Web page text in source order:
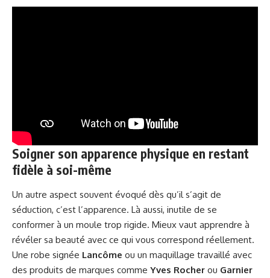
Soigner son apparence physique en restant
fidèle à soi-même
Un autre aspect souvent évoqué dès qu’il s’agit de
séduction, c’est l’apparence. Là aussi, inutile de se
conformer à un moule trop rigide. Mieux vaut apprendre à
révéler sa beauté avec ce qui vous correspond réellement.
Une robe signée Lancôme ou un maquillage travaillé avec
des produits de marques comme Yves Rocher ou Garnier